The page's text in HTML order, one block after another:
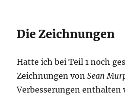
Die Zeichnungen
Hatte ich bei Teil 1 noch
Zeichnungen vonSean
Verbesserungen enthalten